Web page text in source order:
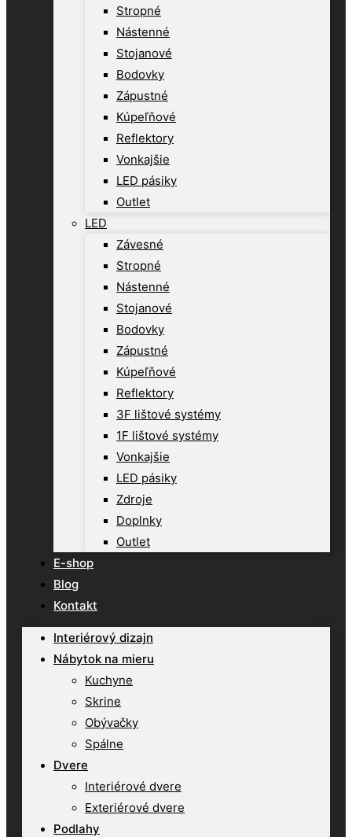
Stropné
Nástenné
Stojanové
Bodovky
Zápustné
Kúpeľňové
Reflektory
Vonkajšie
LED pásiky
Outlet
LED
Závesné
Stropné
Nástenné
Stojanové
Bodovky
Zápustné
Kúpeľňové
Reflektory
3F lištové systémy
1F lištové systémy
Vonkajšie
LED pásiky
Zdroje
Doplnky
Outlet
E-shop
Blog
Kontakt
Interiérový dizajn
Nábytok na mieru
Kuchyne
Skrine
Obývačky
Spálne
Dvere
Interiérové dvere
Exteriérové dvere
Podlahy